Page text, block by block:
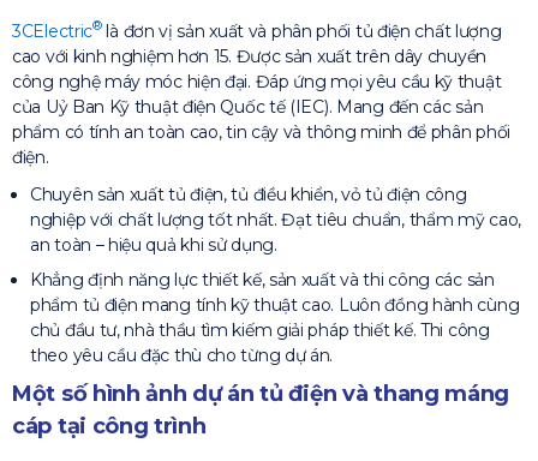
3CElectric®là đơn vị sản xuất và phân phối tủ điện chất lượng
cao với kinh nghiệm hơn 15. Được sản xuất trên dây chuyền
công nghệ máy móc hiện đại. Đáp ứng mọi yêu cầu kỹ thuật
của Uỷ Ban Kỹ thuật điện Quốc tế (IEC). Mang đến các sản
phẩm có tính an toàn cao, tin cậy và thông minh để phân phối
điện.
Chuyên sản xuất tủ điện, tủ điều khiển, vỏ tủ điện công
nghiệp với chất lượng tốt nhất. Đạt tiêu chuẩn, thẩm mỹ cao,
an toàn – hiệu quả khi sử dụng.
Khẳng định năng lực thiết kế, sản xuất và thi công các sản
phẩm tủ điện mang tính kỹ thuật cao. Luôn đồng hành cùng
chủ đầu tư, nhà thầu tìm kiếm giải pháp thiết kế. Thi công
theo yêu cầu đặc thù cho từng dự án.
Một số hình ảnh dự án tủ điện và thang máng
cáp tại công trình